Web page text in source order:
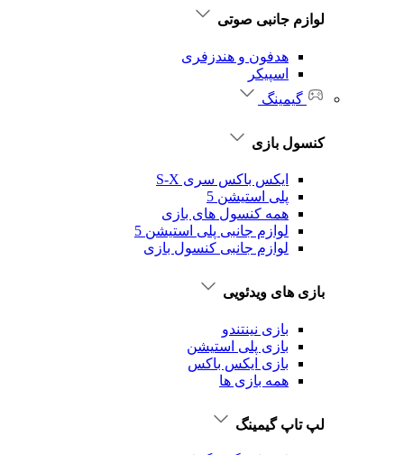
لوازم جانبی صوتی
هدفون و هندزفری
اسپیکر
گیمینگ
کنسول بازی
ایکس باکس سری S-X
پلی استیشن 5
همه کنسول های بازی
لوازم جانبی پلی استیشن 5
لوازم جانبی کنسول بازی
بازی های ویدئویی
بازی نینتندو
بازی پلی استیشن
بازی ایکس باکس
همه بازی ها
لپ تاپ گیمینگ